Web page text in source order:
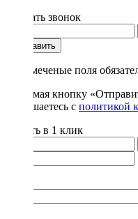
Заказать звонок
Отправить
* - отмеченые поля
Нажимая кнопку
соглашаетесь с политикой
Купить в 1 клик